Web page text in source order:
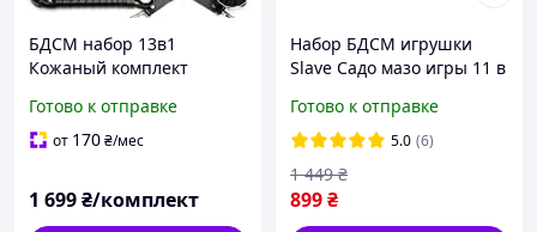
БДСМ набор 13в1
Кожаный комплект
плеть, зажимы для
сосков, верёвка
Готово к отправке
от 170₴/мес
1 699₴/комплект
Набор БДСМ игрушки
Slave Садо мазо игры 11 в
наручники, маска,
ошейник, кляп Flirt
Готово к отправке
5.0 (6)
899₴
1 449 ₴